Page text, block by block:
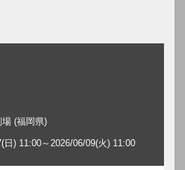
(福岡県)
) 11:00～2026/06/09(火) 11:00